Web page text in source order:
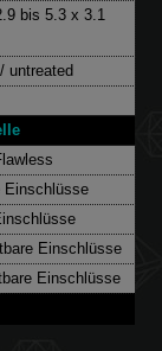
bis 5.3 x 3.1
untreated
Einschlüsse
Einschlüsse
Einschlüsse